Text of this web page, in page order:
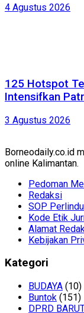
4 Agustus 2026
125 Hotspot
Intensifkan
3 Agustus 2026
Borneodaily.co.id
online Kalimantan.
Pedoman
Redaksi
SOP
Kode Etik
Alamat
Kebijakan
Kategori
BUDAYA (10)
Buntok (151)
DPRD